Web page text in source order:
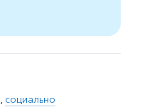
, социально